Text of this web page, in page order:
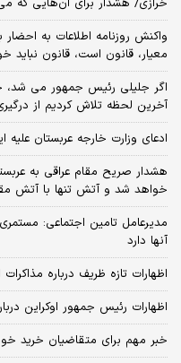
واکنش روزنامه اطلاعات به احضار
معیار، قانون است، قانون
اگر جلیلی رئیس جمهور می شد،
آخرین لحظه تلاش کردیم از
ادعای وزارت خارجه عربستان علیه
هشدار صریح مقام عراقی به
خواهد شد و آتش تنها با آتش
مدیرعامل تامین اجتماعی:
آنها دارد
اظهارات تازه ظریف درباره مذاکرات
اظهارات رئیس جمهور اوکراین
خبر مهم برای متقاضیان خرید خودرو/ این